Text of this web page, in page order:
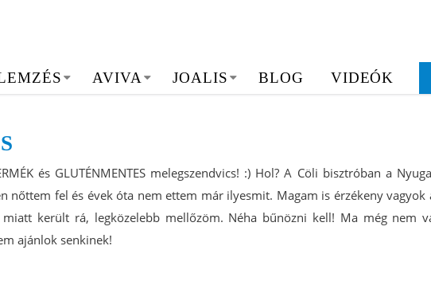
AVIVA JOALIS BLOG VIDEÓK
és GLUTÉNMENTES melegszendvics! :) Hol? A Cöli bisztróban a
nőttem fel és évek óta nem ettem már ilyesmit. Magam is érzékeny vagyok
került rá, legközelebb mellőzöm. Néha bűnözni kell! Ma még nem
ajánlok senkinek!